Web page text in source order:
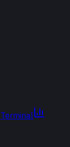
Terminal